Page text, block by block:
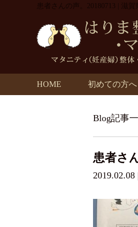
患者さんの声。20180713 | 滋
HOME 初めての方へ
Blog記事
患者さ
2019.02.08